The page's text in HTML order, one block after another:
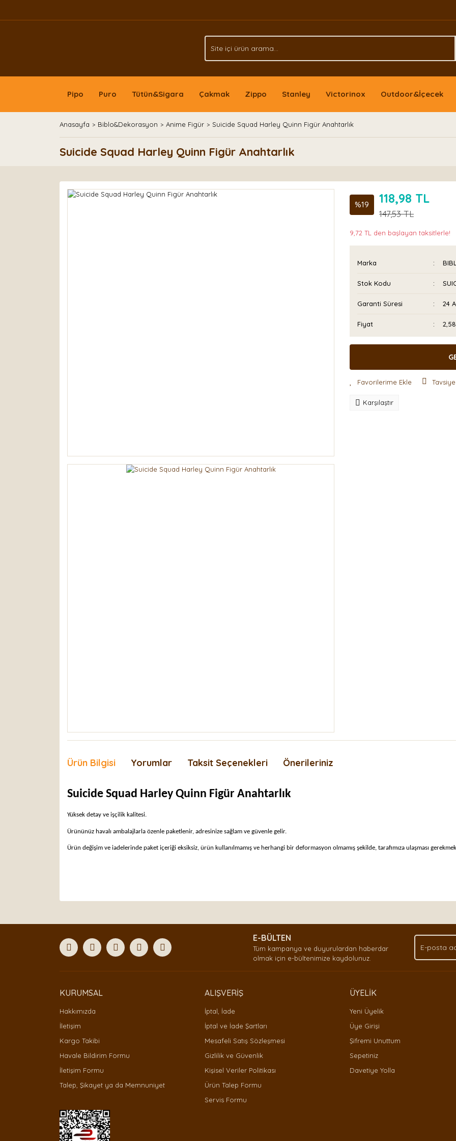
Pipo Puro Tütün&Sigara Çakmak Zippo Stanley Victorinox Outdoor&İçecek
Anasayfa Biblo&Dekorasyon Anime Figür Suicide Squad Harley Quinn Figür Anahtarlık
Suicide Squad Harley Quinn Figür Anahtarlık
%19 118,98 TL
147,53 TL
9,72 TL den başlayan taksitlerle!
Marka
Stok Kodu
Garanti Süresi 24
Fiyat
Karşılaştır
Ürün Bilgisi Yorumlar Taksit Seçenekleri Önerileriniz
Suicide Squad Harley Quinn Figür Anahtarlık
Yüksek detay ve işçilik kalitesi.
Ürününüz havalı ambalajlarla özenle paketlenir, adresinize sağlam ve güvenle gelir.
Ürün değişim ve iadelerinde paket içeriği eksiksiz, ürün kullanılmamış ve herhangi bir deformasyon olmamış şekilde, tarafımıza ulaşması
Ürün açıklamasında eksik bilgiler bulunuyor.
Bu ürüne benzer farklı alternatifler olmalı.
Gönder
E-BÜLTEN
Tüm kampanya ve duyurulardan haberdar
olmak için e-bültenimize kaydolunuz.
KURUMSAL
Hakkımızda
İletişim
Kargo Takibi
Havale Bildirim Formu
İletişim Formu
Talep, Şikayet ya da Memnuniyet
ALIŞVERİŞ
İptal, İade
İptal ve İade Şartları
Mesafeli Satış Sözleşmesi
Gizlilik ve Güvenlik
Kişisel Veriler Politikası
Ürün Talep Formu
Servis Formu
ÜYELİK
Yeni Üyelik
Üye Girişi
Şifremi Unuttum
Sepetiniz
Davetiye Yolla